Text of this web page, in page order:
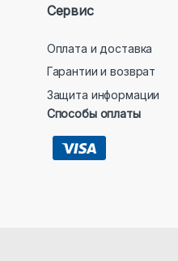
Сервис
Оплата и доставка
Гарантии и возврат
Защита информации
Способы оплаты